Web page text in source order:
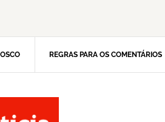
REGRAS PARA OS COMENTÁRIOS